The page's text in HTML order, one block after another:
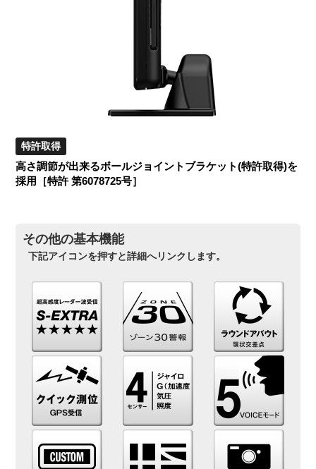
特許取得
高さ調節が出来るボールジョイントブラケット(特許取得)を
採用［特許 第6078725号］
その他の基本機能
下記アイコンを押すと詳細へリンクします。